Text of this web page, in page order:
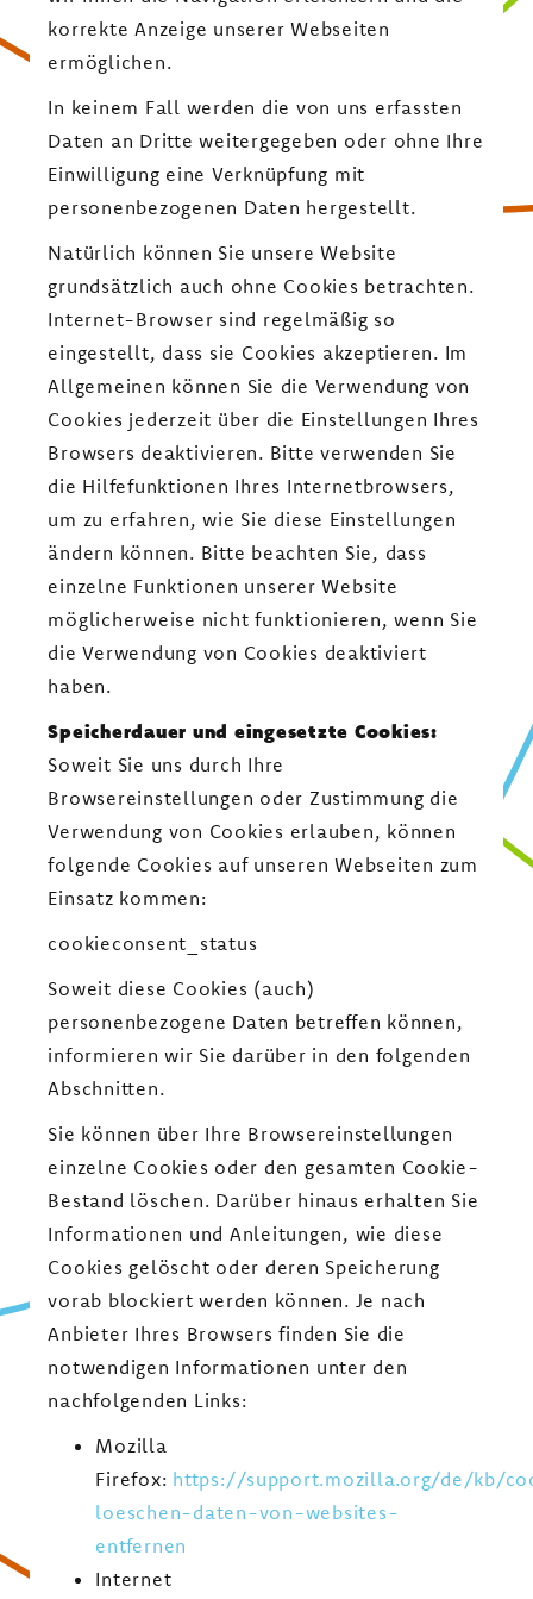
korrekte Anzeige unserer Webseiten
ermöglichen.
In keinem Fall werden die von uns erfassten
Daten an Dritte weitergegeben oder ohne Ihre
Einwilligung eine Verknüpfung mit
personenbezogenen Daten hergestellt.
Natürlich können Sie unsere Website
grundsätzlich auch ohne Cookies betrachten.
Internet-Browser sind regelmäßig so
eingestellt, dass sie Cookies akzeptieren. Im
Allgemeinen können Sie die Verwendung von
Cookies jederzeit über die Einstellungen Ihres
Browsers deaktivieren. Bitte verwenden Sie
die Hilfefunktionen Ihres Internetbrowsers,
um zu erfahren, wie Sie diese Einstellungen
ändern können. Bitte beachten Sie, dass
einzelne Funktionen unserer Website
möglicherweise nicht funktionieren, wenn Sie
die Verwendung von Cookies deaktiviert
haben.
Speicherdauer und eingesetzte Cookies:
Soweit Sie uns durch Ihre
Browsereinstellungen oder Zustimmung die
Verwendung von Cookies erlauben, können
folgende Cookies auf unseren Webseiten zum
Einsatz kommen:
cookieconsent_status
Soweit diese Cookies (auch)
personenbezogene Daten betreffen können,
informieren wir Sie darüber in den folgenden
Abschnitten.
Sie können über Ihre Browsereinstellungen
einzelne Cookies oder den gesamten Cookie-
Bestand löschen. Darüber hinaus erhalten Sie
Informationen und Anleitungen, wie diese
Cookies gelöscht oder deren Speicherung
vorab blockiert werden können. Je nach
Anbieter Ihres Browsers finden Sie die
notwendigen Informationen unter den
nachfolgenden Links:
Mozilla
Firefox: https://support.mozilla.org/de/kb/
loeschen-daten-von-websites-
entfernen
Internet